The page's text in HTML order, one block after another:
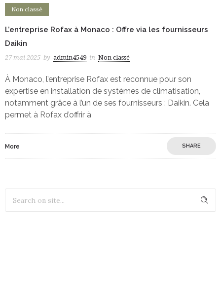
Non classé
L’entreprise Rofax à Monaco : Offre via les fournisseurs
Daikin
27 mai 2025 by admin4549 in Non classé
À Monaco, l’entreprise Rofax est reconnue pour son
expertise en installation de systèmes de climatisation,
notamment grâce à l’un de ses fournisseurs : Daikin. Cela
permet à Rofax d’offrir à
More SHARE